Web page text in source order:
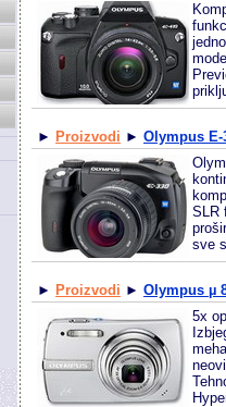
► Proizvodi ► Olympus E-
SLR
sve
► Proizvodi ► Olympus µ
5x